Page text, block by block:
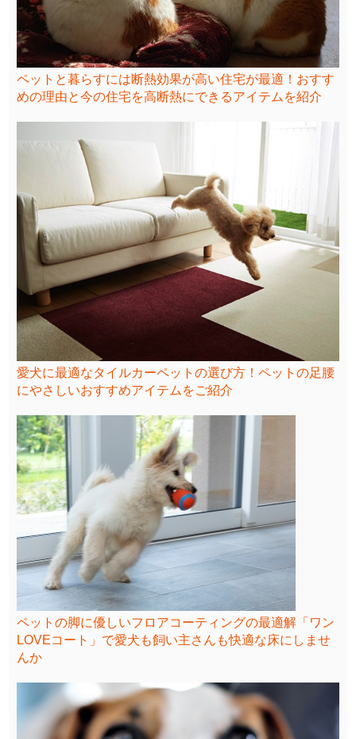
ペットと暮らすには断熱効果が高い住宅が最適！おすす
めの理由と今の住宅を高断熱にできるアイテムを紹介
愛犬に最適なタイルカーペットの選び方！ペットの足腰
にやさしいおすすめアイテムをご紹介
ペットの脚に優しいフロアコーティングの最適解「ワン
LOVEコート」で愛犬も飼い主さんも快適な床にしませ
んか